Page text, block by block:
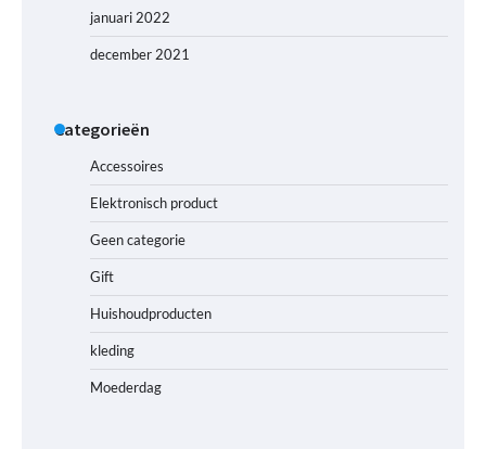
januari 2022
december 2021
Categorieën
Accessoires
Elektronisch product
Geen categorie
Gift
Huishoudproducten
kleding
Moederdag